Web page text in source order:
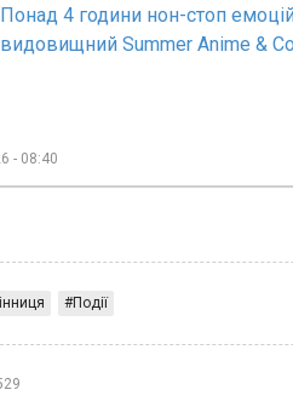
Понад 4 години нон-стоп
видовищний Summer Anime &
- 08:40
Події